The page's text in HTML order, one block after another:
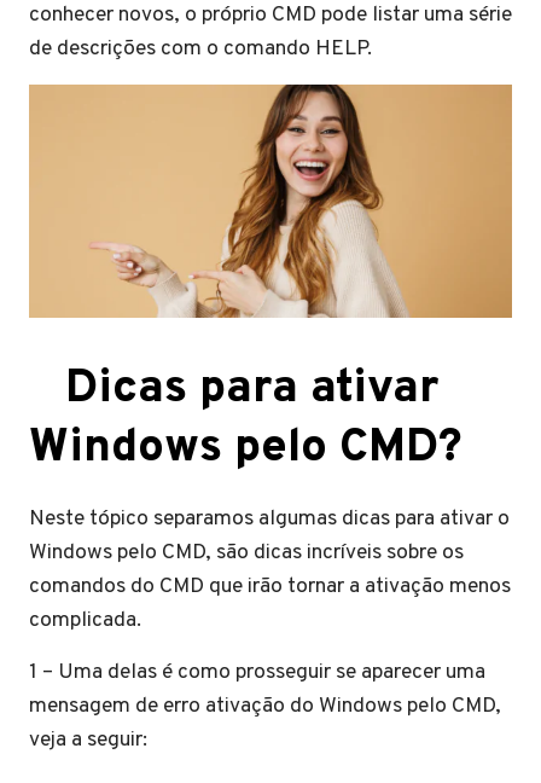
conhecer novos, o próprio CMD pode listar uma série
de descrições com o comando HELP.
Dicas para ativar
Windows pelo CMD?
Neste tópico separamos algumas dicas para ativar o
Windows pelo CMD, são dicas incríveis sobre os
comandos do CMD que irão tornar a ativação menos
complicada.
1 – Uma delas é como prosseguir se aparecer uma
mensagem de erro ativação do Windows pelo CMD,
veja a seguir: